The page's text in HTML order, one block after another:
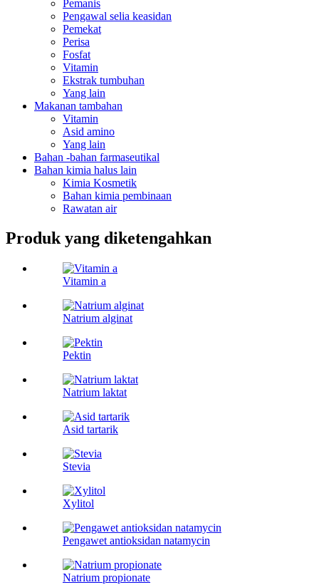
Pemanis
Pengawal selia keasidan
Pemekat
Perisa
Fosfat
Vitamin
Ekstrak tumbuhan
Yang lain
Makanan tambahan
Vitamin
Asid amino
Yang lain
Bahan -bahan farmaseutikal
Bahan kimia halus lain
Kimia Kosmetik
Bahan kimia pembinaan
Rawatan air
Produk yang diketengahkan
Vitamin a
Natrium alginat
Pektin
Natrium laktat
Asid tartarik
Stevia
Xylitol
Pengawet antioksidan natamycin
Natrium propionate